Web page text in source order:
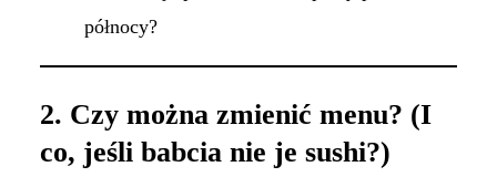
północy?
2. Czy można zmienić menu? (I
co, jeśli babcia nie je sushi?)